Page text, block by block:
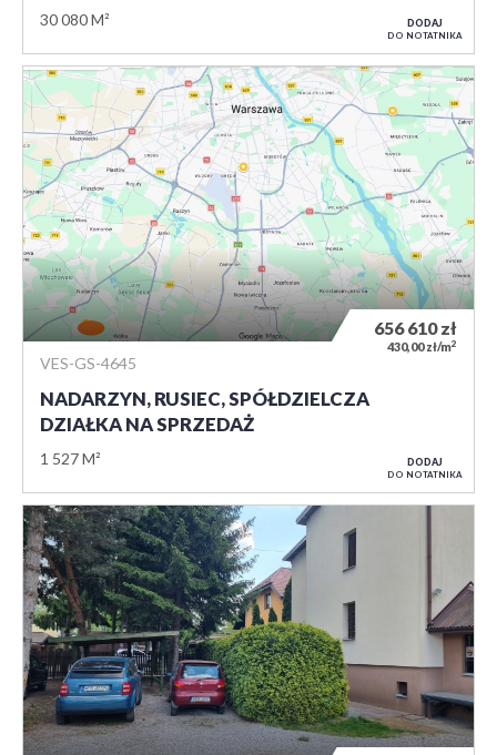
30 080 M² DODAJ
DO NOTATNIKA
VES-GS-4645
NADARZYN, RUSIEC, SPÓŁDZIELCZA
DZIAŁKA NA SPRZEDAŻ
1 527 M²
656 610zł
430,00 zł/m2
DODAJ
DO NOTATNIKA